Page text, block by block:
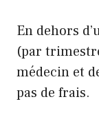
En dehors
(par
médecin et
pas de frais.